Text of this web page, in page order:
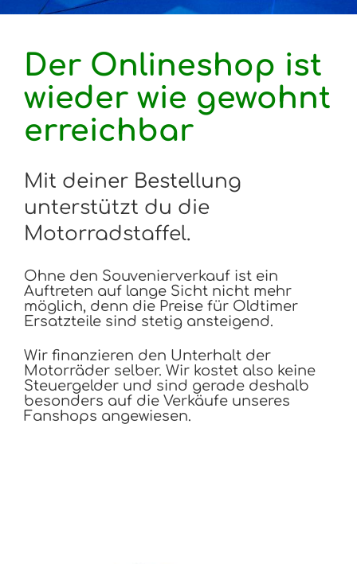
Der Onlineshop ist
wieder wie gewohnt
erreichbar
Mit deiner Bestellung
unterstützt du die
Motorradstaffel.
Ohne den Souvenierverkauf ist ein
Auftreten auf lange Sicht nicht mehr
möglich, denn die Preise für Oldtimer
Ersatzteile sind stetig ansteigend.
Wir finanzieren den Unterhalt der
Motorräder selber. Wir kostet also keine
Steuergelder und sind gerade deshalb
besonders auf die Verkäufe unseres
Fanshops angewiesen.